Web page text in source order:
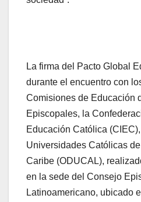
La firma del Pacto Global
durante el encuentro con
Comisiones de Educación
Episcopales, la
Educación Católica
Universidades Católicas
Caribe (ODUCAL),
en la sede del Consejo
Latinoamericano, ubicado